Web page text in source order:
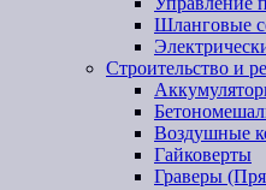
Шланговые
Строительство и
Воздушные
Гайковерты
Граверы